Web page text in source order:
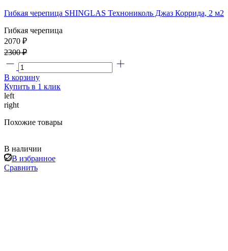
Гибкая черепица SHINGLAS Технониколь Джаз Коррида, 2 м2
Гибкая черепица
2070 ₽
2300 ₽
В корзину
Купить в 1 клик
left
right
Похожие товары
В наличии
В избранное
Сравнить